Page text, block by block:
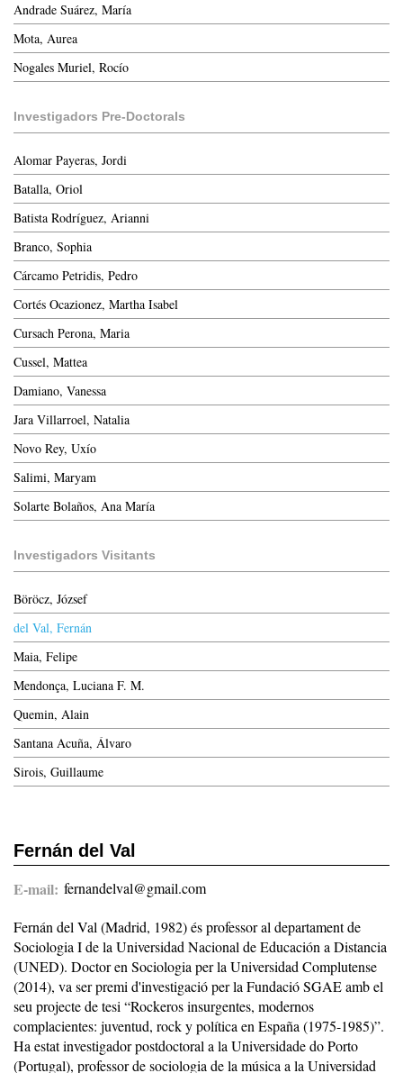
Fernán del Val
E-mail fernandelval@gmail.com
Fernán del Val (Madrid, 1982) és professor al departament de
Sociologia I de la Universidad Nacional de Educación a Distancia
(UNED). Doctor en Sociologia per la Universidad Complutense
(2014), va ser premi d'investigació per la Fundació SGAE amb el
seu projecte de tesi “Rockeros insurgentes, modernos
complacientes: juventud, rock y política en España (1975-1985)”.
Ha estat investigador postdoctoral a la Universidade do Porto
(Portugal), professor de sociologia de la música a la Universidad
Andrade Suárez, María
Mota, Aurea
Nogales Muriel, Rocío
Investigadors Pre-Doctorals
Alomar Payeras, Jordi
Batalla, Oriol
Batista Rodríguez, Arianni
Branco, Sophia
Cárcamo Petridis, Pedro
Cortés Ocazionez, Martha Isabel
Cursach Perona, Maria
Cussel, Mattea
Damiano, Vanessa
Jara Villarroel, Natalia
Novo Rey, Uxío
Salimi, Maryam
Solarte Bolaños, Ana María
Investigadors Visitants
Böröcz, József
del Val, Fernán
Maia, Felipe
Mendonça, Luciana F. M.
Quemin, Alain
Santana Acuña, Álvaro
Sirois, Guillaume